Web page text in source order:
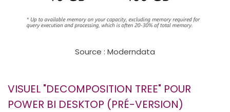
Source : Moderndata
VISUEL "DECOMPOSITION TREE" POUR
POWER BI DESKTOP (PRÉ-VERSION)